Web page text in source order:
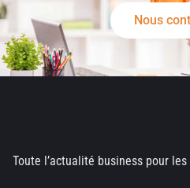
Nous
Toute l’actualité business pour